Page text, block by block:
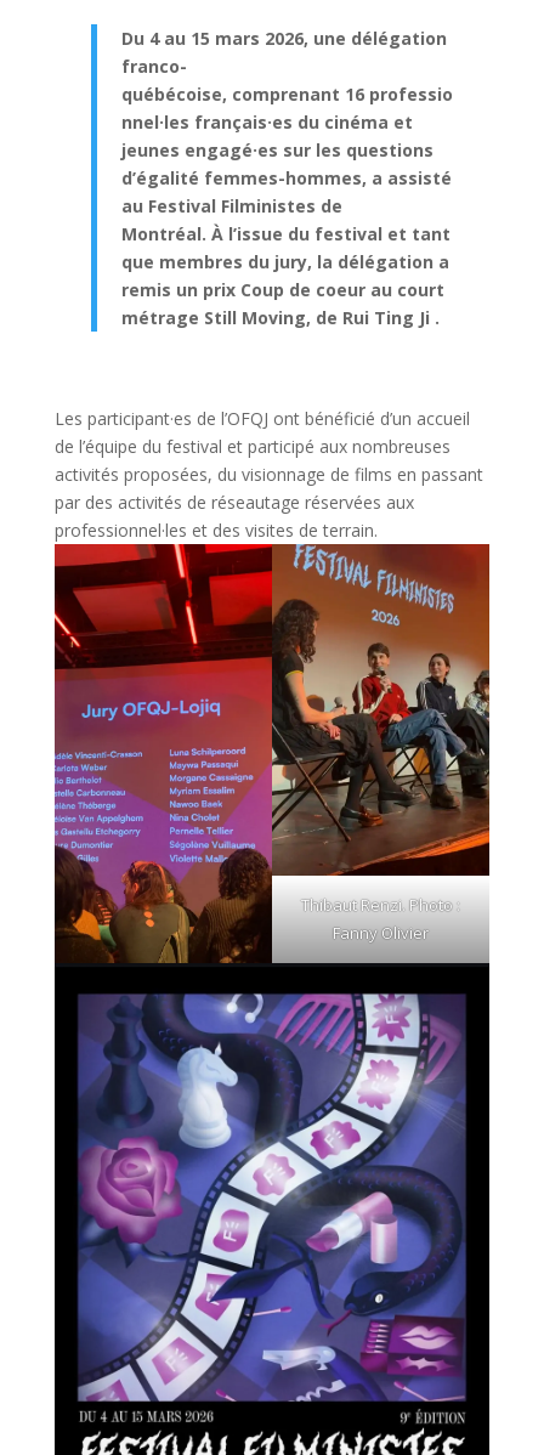
Du 4 au 15 mars 2026, une délégation
franco-
québécoise, comprenant 16 professio
nnel·les français·es du cinéma et
jeunes engagé·es sur les questions
d’égalité femmes-hommes, a assisté
au Festival Filministes de
Montréal. À l’issue du festival et tant
que membres du jury, la délégation a
remis un prix Coup de coeur au court
métrage Still Moving, de Rui Ting Ji .
Les participant·es de l’OFQJ ont bénéficié d’un accueil
de l’équipe du festival et participé aux nombreuses
activités proposées, du visionnage de films en passant
par des activités de réseautage réservées aux
professionnel·les et des visites de terrain.
Thibaut Renzi. Photo :
Fanny Olivier